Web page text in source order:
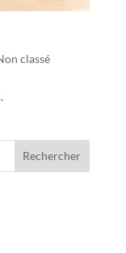
classé
Rechercher